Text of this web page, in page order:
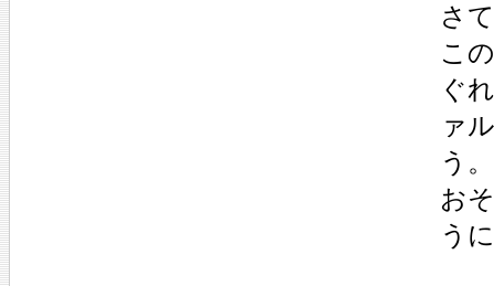
さ
こ
ぐ
ァ
う。
お
う